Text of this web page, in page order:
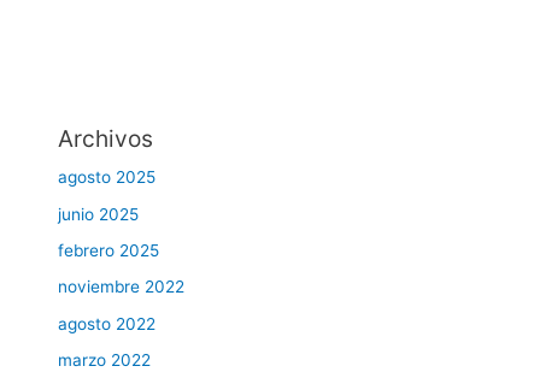
Archivos
agosto 2025
junio 2025
febrero 2025
noviembre 2022
agosto 2022
marzo 2022